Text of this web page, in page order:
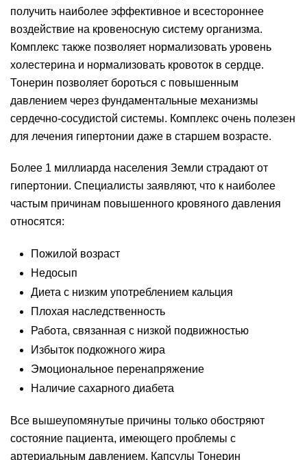
получить наиболее эффективное и всестороннее
воздействие на кровеносную систему организма.
Комплекс также позволяет нормализовать уровень
холестерина и нормализовать кровоток в сердце.
Тонерин позволяет бороться с повышенным
давлением через фундаментальные механизмы
сердечно-сосудистой системы. Комплекс очень полезен
для лечения гипертонии даже в старшем возрасте.
Более 1 миллиарда населения Земли страдают от
гипертонии. Специалисты заявляют, что к наиболее
частым причинам повышенного кровяного давления
относятся:
Пожилой возраст
Недосып
Диета с низким употреблением кальция
Плохая наследственность
Работа, связанная с низкой подвижностью
Избыток подкожного жира
Эмоциональное перенапряжение
Наличие сахарного диабета
Все вышеупомянутые причины только обостряют
состояние пациента, имеющего проблемы с
артериальным давлением. Капсулы Тонерин